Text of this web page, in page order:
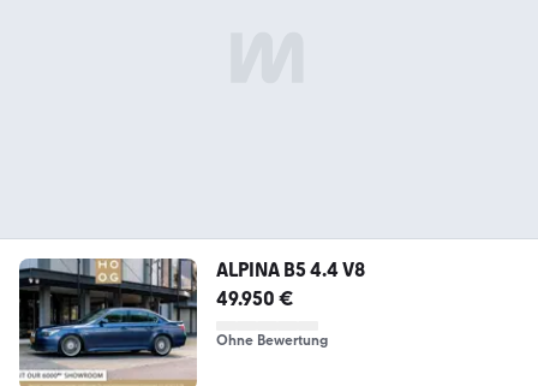
ALPINA B5 4.4 V8
49.950 €
Ohne Bewertung